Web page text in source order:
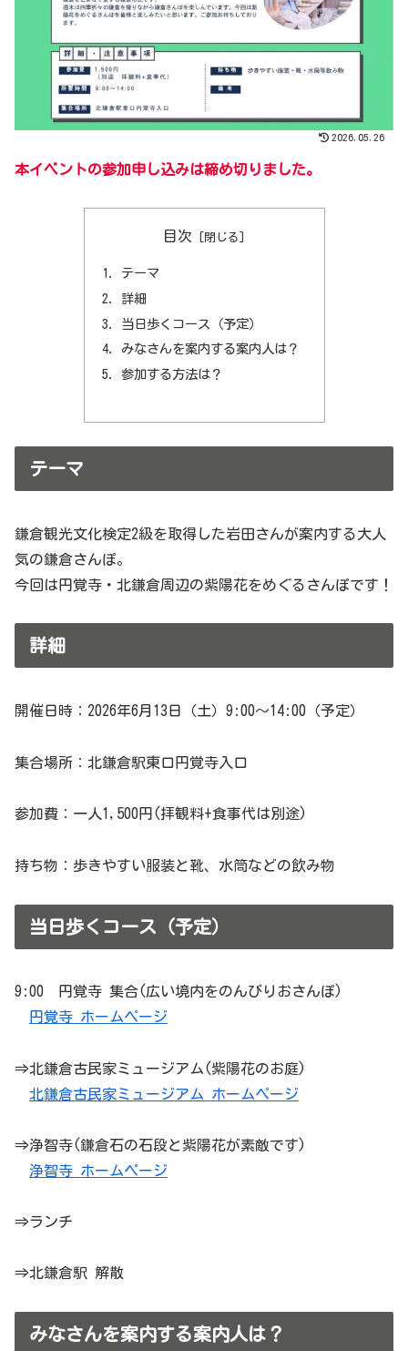
2026.05.26
本イベントの参加申し込みは締め切りました。
目次
テーマ
詳細
当日歩くコース（予定）
みなさんを案内する案内人は？
参加する方法は？
テーマ
鎌倉観光文化検定2級を取得した岩田さんが案内する大人
気の鎌倉さんぽ。
今回は円覚寺・北鎌倉周辺の紫陽花をめぐるさんぽです！
詳細
開催日時：2026年6月13日（土）9:00〜14:00（予定）
集合場所：北鎌倉駅東口円覚寺入口
参加費：一人1,500円(拝観料+食事代は別途)
持ち物：歩きやすい服装と靴、水筒などの飲み物
当日歩くコース（予定）
9:00 円覚寺 集合(広い境内をのんびりおさんぽ)
円覚寺 ホームページ
⇒北鎌倉古民家ミュージアム(紫陽花のお庭)
北鎌倉古民家ミュージアム ホームページ
⇒浄智寺(鎌倉石の石段と紫陽花が素敵です)
浄智寺 ホームページ
⇒ランチ
⇒北鎌倉駅 解散
みなさんを案内する案内人は？